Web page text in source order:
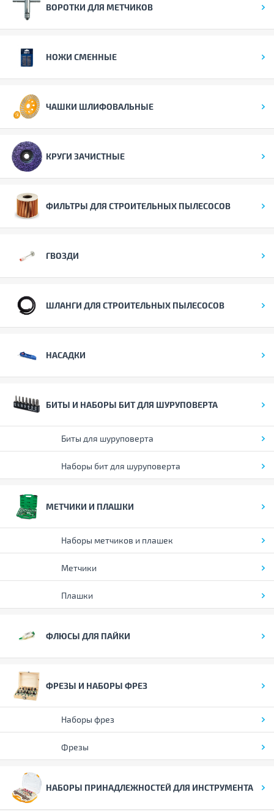
ВОРОТКИ ДЛЯ МЕТЧИКОВ
НОЖИ СМЕННЫЕ
ЧАШКИ ШЛИФОВАЛЬНЫЕ
КРУГИ ЗАЧИСТНЫЕ
ФИЛЬТРЫ ДЛЯ СТРОИТЕЛЬНЫХ ПЫЛЕСОСОВ
ГВОЗДИ
ШЛАНГИ ДЛЯ СТРОИТЕЛЬНЫХ ПЫЛЕСОСОВ
НАСАДКИ
БИТЫ И НАБОРЫ БИТ ДЛЯ ШУРУПОВЕРТА
Биты для шуруповерта
Наборы бит для шуруповерта
МЕТЧИКИ И ПЛАШКИ
Наборы метчиков и плашек
Метчики
Плашки
ФЛЮСЫ ДЛЯ ПАЙКИ
ФРЕЗЫ И НАБОРЫ ФРЕЗ
Наборы фрез
Фрезы
НАБОРЫ ПРИНАДЛЕЖНОСТЕЙ ДЛЯ ИНСТРУМЕНТА